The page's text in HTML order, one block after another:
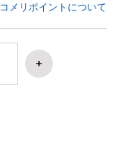
コメリポイントについて